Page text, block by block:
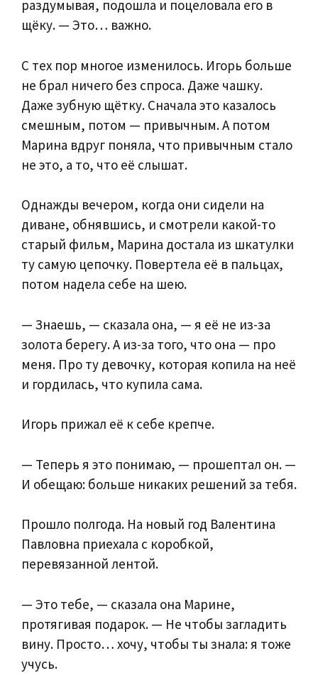
раздумывая, подошла и поцеловала его в
щёку. — Это… важно.
С тех пор многое изменилось. Игорь больше
не брал ничего без спроса. Даже чашку.
Даже зубную щётку. Сначала это казалось
смешным, потом — привычным. А потом
Марина вдруг поняла, что привычным стало
не это, а то, что её слышат.
Однажды вечером, когда они сидели на
диване, обнявшись, и смотрели какой-то
старый фильм, Марина достала из шкатулки
ту самую цепочку. Повертела её в пальцах,
потом надела себе на шею.
— Знаешь, — сказала она, — я её не из-за
золота берегу. А из-за того, что она — про
меня. Про ту девочку, которая копила на неё
и гордилась, что купила сама.
Игорь прижал её к себе крепче.
— Теперь я это понимаю, — прошептал он. —
И обещаю: больше никаких решений за тебя.
Прошло полгода. На новый год Валентина
Павловна приехала с коробкой,
перевязанной лентой.
— Это тебе, — сказала она Марине,
протягивая подарок. — Не чтобы загладить
вину. Просто… хочу, чтобы ты знала: я тоже
учусь.